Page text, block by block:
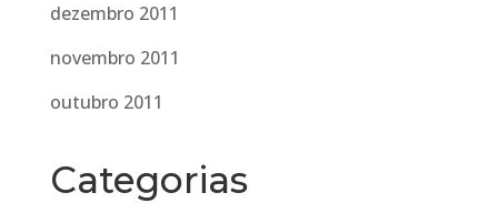
dezembro 2011
novembro 2011
outubro 2011
Categorias